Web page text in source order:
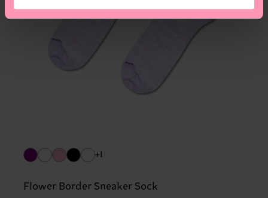
+1
Flower Border Sneaker Sock